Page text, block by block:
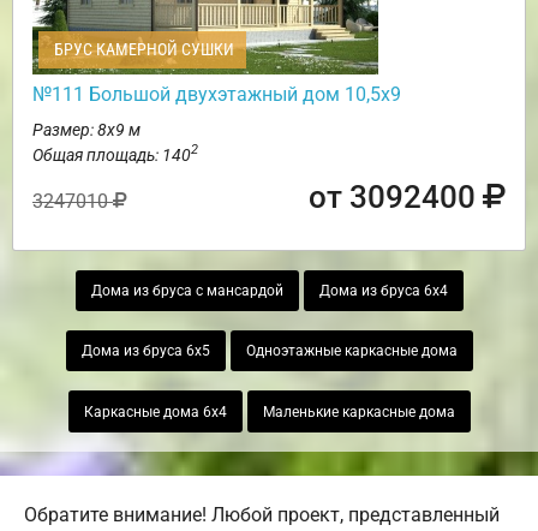
БРУС КАМЕРНОЙ СУШКИ
№111 Большой двухэтажный дом 10,5х9
Размер: 8х9 м
Общая площадь: 1402
3247010 от 3092400
Дома из бруса с мансардой Дома из бруса 6х4
Дома из бруса 6х5 Одноэтажные каркасные дома
Каркасные дома 6х4 Маленькие каркасные дома
Обратите внимание! Любой проект, представленный